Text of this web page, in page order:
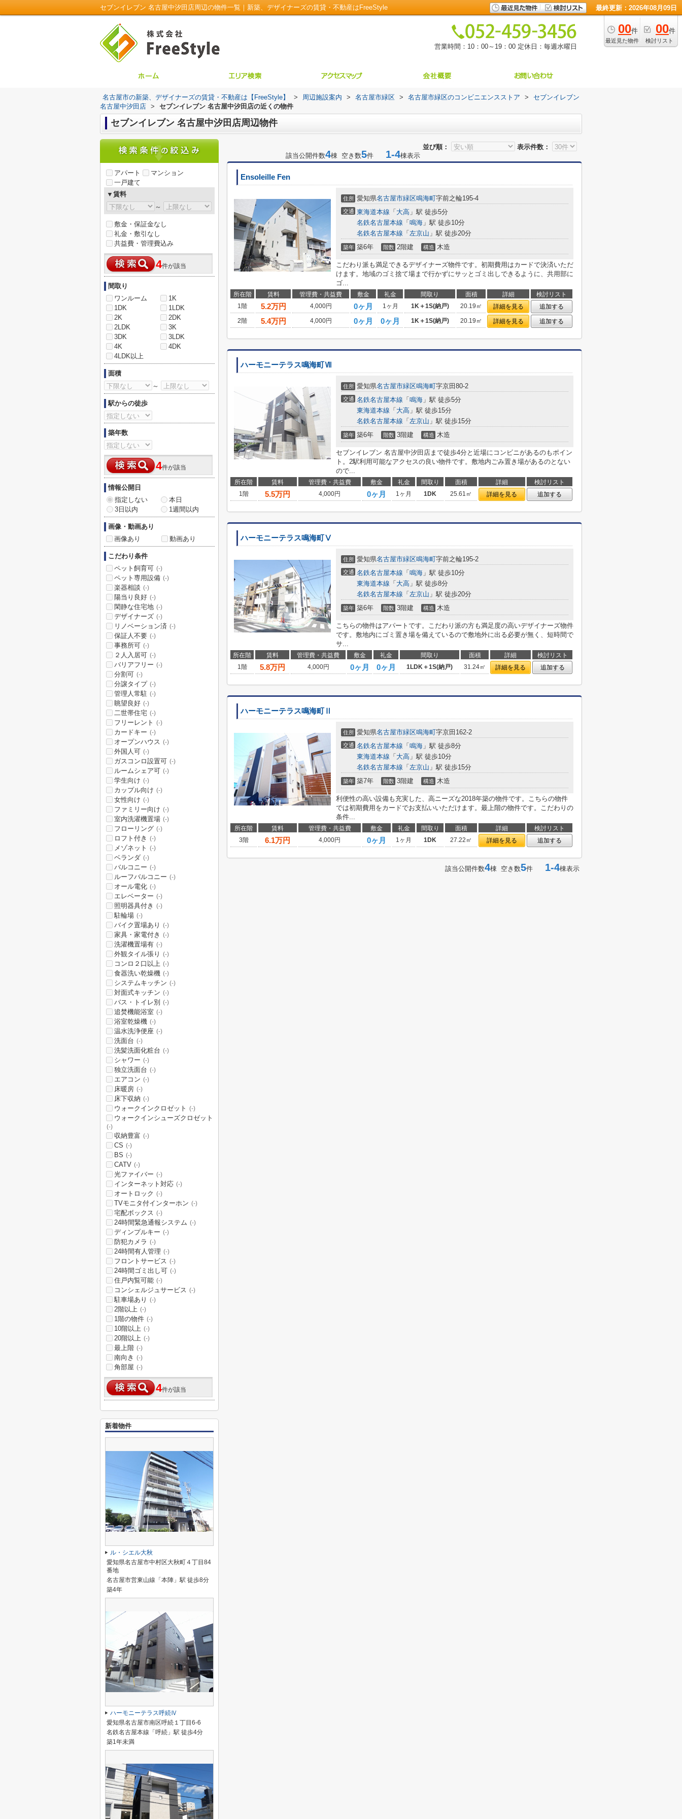
セブンイレブン 名古屋中汐田店周辺の物件一覧｜新築、デザイナーズの賃貸・不動産はFreeStyle 最終更新：2026年08月09日
00件
最近見た物件
00件
検討リスト
営業時間：10：00～19：00 定休日：毎週水曜日
名古屋市の新築、デザイナーズの賃貸・不動産は【FreeStyle】 > 周辺施設案内 > 名古屋市緑区 > 名古屋市緑区のコンビニエンスストア >
セブンイレブン
名古屋中汐田店 > セブンイレブン 名古屋中汐田店の近くの物件
セブンイレブン 名古屋中汐田店周辺物件
並び順：
表示件数：
該当公開件数4棟 空き数5件 1-4棟表示
Ensoleille Fen
住所 愛知県名古屋市緑区鳴海町字前之輪195-4
交通 東海道本線 「 大高 」駅 徒歩5分
名鉄名古屋本線 「 鳴海 」駅 徒歩10分
名鉄名古屋本線 「 左京山 」駅 徒歩20分
築年 築6年 階数 2階建 構造 木造
こだわり派も満足できるデザイナーズ物件です。初期費用はカードで決済いただ
けます。地域のゴミ捨て場まで行かずにサッとゴミ出しできるように、共用部に
ゴ...
所在階 賃料 管理費・共益費 敷金 礼金 間取り 面積 詳細
検討リスト
1階
5.2万円 4,000円 0ヶ月 1ヶ月 1K＋1S(納戸) 20.19㎡ 詳細を見る
追加する
2階
5.4万円 4,000円 0ヶ月 0ヶ月 1K＋1S(納戸) 20.19㎡ 詳細を見る 追加する
ハーモニーテラス鳴海町Ⅶ
住所 愛知県名古屋市緑区鳴海町字京田80-2
交通 名鉄名古屋本線 「 鳴海 」駅 徒歩5分
東海道本線 「 大高 」駅 徒歩15分
名鉄名古屋本線 「 左京山 」駅 徒歩15分
築年 築6年 階数 3階建 構造 木造
セブンイレブン 名古屋中汐田店まで徒歩4分と近場にコンビニがあるのもポイン
ト。2駅利用可能なアクセスの良い物件です。敷地内ごみ置き場があるのとない
ので...
所在階 賃料 管理費・共益費 敷金 礼金 間取り 面積 詳細
検討リスト
1階
5.5万円 4,000円 0ヶ月 1ヶ月 1DK 25.61㎡ 詳細を見る 追加する
ハーモニーテラス鳴海町Ⅴ
住所 愛知県名古屋市緑区鳴海町字前之輪195-2
交通 名鉄名古屋本線 「 鳴海 」駅 徒歩10分
東海道本線 「 大高 」駅 徒歩8分
名鉄名古屋本線 「 左京山 」駅 徒歩20分
築年 築6年 階数 3階建 構造 木造
こちらの物件はアパートです。こだわり派の方も満足度の高いデザイナーズ物件
です。敷地内にゴミ置き場を備えているので敷地外に出る必要が無く、短時間で
サ...
所在階 賃料 管理費・共益費 敷金 礼金 間取り 面積 詳細
検討リスト
1階
5.8万円 4,000円 0ヶ月 0ヶ月 1LDK＋1S(納戸) 31.24㎡ 詳細を見る 追加する
ハーモニーテラス鳴海町Ⅱ
住所 愛知県名古屋市緑区鳴海町字京田162-2
交通 名鉄名古屋本線 「 鳴海 」駅 徒歩8分
東海道本線 「 大高 」駅 徒歩10分
名鉄名古屋本線 「 左京山 」駅 徒歩15分
築年 築7年 階数 3階建 構造 木造
利便性の高い設備も充実した、高ニーズな2018年築の物件です。こちらの物件
では初期費用をカードでお支払いいただけます。最上階の物件です。こだわりの
条件...
所在階 賃料 管理費・共益費 敷金 礼金 間取り 面積 詳細
検討リスト
3階
6.1万円 4,000円 0ヶ月 1ヶ月 1DK 27.22㎡ 詳細を見る 追加する
該当公開件数4棟 空き数5件 1-4棟表示
アパート
マンション
一戸建て
▼賃料
～
敷金・保証金なし
礼金・敷引なし
共益費・管理費込み
4件が該当
間取り
ワンルーム
1K
1DK
1LDK
2K
2DK
2LDK
3K
3DK
3LDK
4K
4DK
4LDK以上
面積
～
駅からの徒歩
築年数
4件が該当
情報公開日
指定しない
本日
3日以内
1週間以内
画像・動画あり
画像あり
動画あり
こだわり条件
ペット飼育可 (-)
ペット専用設備 (-)
楽器相談 (-)
陽当り良好 (-)
閑静な住宅地 (-)
デザイナーズ (-)
リノベーション済 (-)
保証人不要 (-)
事務所可 (-)
２人入居可 (-)
バリアフリー (-)
分割可 (-)
分譲タイプ (-)
管理人常駐 (-)
眺望良好 (-)
二世帯住宅 (-)
フリーレント (-)
カードキー (-)
オープンハウス (-)
外国人可 (-)
ガスコンロ設置可 (-)
ルームシェア可 (-)
学生向け (-)
カップル向け (-)
女性向け (-)
ファミリー向け (-)
室内洗濯機置場 (-)
フローリング (-)
ロフト付き (-)
メゾネット (-)
ベランダ (-)
バルコニー (-)
ルーフバルコニー (-)
オール電化 (-)
エレベーター (-)
照明器具付き (-)
駐輪場 (-)
バイク置場あり (-)
家具・家電付き (-)
洗濯機置場有 (-)
外観タイル張り (-)
コンロ２口以上 (-)
食器洗い乾燥機 (-)
システムキッチン (-)
対面式キッチン (-)
バス・トイレ別 (-)
追焚機能浴室 (-)
浴室乾燥機 (-)
温水洗浄便座 (-)
洗面台 (-)
洗髪洗面化粧台 (-)
シャワー (-)
独立洗面台 (-)
エアコン (-)
床暖房 (-)
床下収納 (-)
ウォークインクロゼット (-)
ウォークインシューズクロゼット
(-)
収納豊富 (-)
CS (-)
BS (-)
CATV (-)
光ファイバー (-)
インターネット対応 (-)
オートロック (-)
TVモニタ付インターホン (-)
宅配ボックス (-)
24時間緊急通報システム (-)
ディンプルキー (-)
防犯カメラ (-)
24時間有人管理 (-)
フロントサービス (-)
24時間ゴミ出し可 (-)
住戸内覧可能 (-)
コンシェルジュサービス (-)
駐車場あり (-)
2階以上 (-)
1階の物件 (-)
10階以上 (-)
20階以上 (-)
最上階 (-)
南向き (-)
角部屋 (-)
4件が該当
新着物件
ル・シエル大秋
愛知県名古屋市中村区大秋町４丁目84
番地
名古屋市営東山線「本陣」駅 徒歩8分
築4年
ハーモニーテラス呼続Ⅳ
愛知県名古屋市南区呼続１丁目6-6
名鉄名古屋本線「呼続」駅 徒歩4分
築1年未満